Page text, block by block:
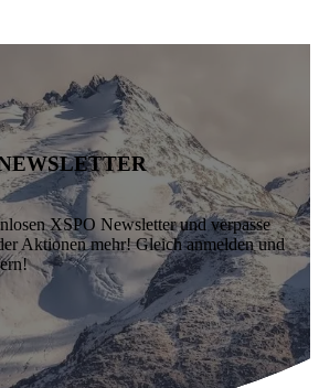
XSPO Newsletter und verpasse
Aktionen mehr! Gleich anmelden und